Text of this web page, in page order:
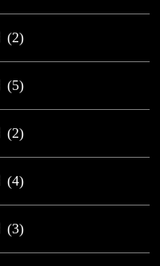
(2)
(5)
(2)
(4)
(3)